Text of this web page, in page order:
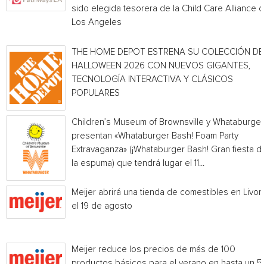
sido elegida tesorera de la Child Care Alliance of
Los Angeles
THE HOME DEPOT ESTRENA SU COLECCIÓN DE
HALLOWEEN 2026 CON NUEVOS GIGANTES,
TECNOLOGÍA INTERACTIVA Y CLÁSICOS
POPULARES
Children’s Museum of Brownsville y Whataburger
presentan «Whataburger Bash! Foam Party
Extravaganza» (¡Whataburger Bash! Gran fiesta de
la espuma) que tendrá lugar el 11...
Meijer abrirá una tienda de comestibles en
el 19 de agosto
Meijer reduce los precios de más de 100